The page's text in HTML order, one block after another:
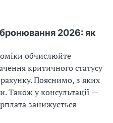
2026: як
обчислюйте
критичного статусу
Пояснимо, з яких
Також у консультації —
занижується